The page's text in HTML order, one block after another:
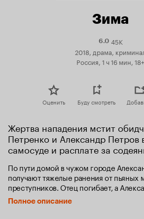
Зима
6.0Рейтинг
6.0
45K
2018, драма,
Россия, 1 ч 16 мин, 18+
Оценить Буду смотреть
Жертва нападения мстит
Петренко и Александр Петров
самосуде и расплате за
По пути домой в чужом городе
получают тяжелые ранения от пьяных
преступников. Отец погибает, а
опасным свидетелем, которого
Полное описание